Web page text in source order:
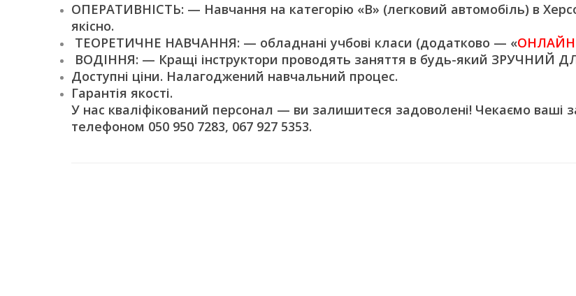
ОПЕРАТИВНІСТЬ: — Навчання на категорію «В» (легковий автомобіль) в
якісно.
ТЕОРЕТИЧНЕ НАВЧАННЯ: — обладнані учбові класи (додатково — «ОНЛАЙН
ВОДІННЯ: — Кращі інструктори проводять заняття в будь-який ЗРУЧНИЙ
Доступні ціни. Налагоджений навчальний процес.
Гарантія якості.
У нас кваліфікований персонал — ви залишитеся задоволені! Чекаємо ваші
телефоном 050 950 7283, 067 927 5353.